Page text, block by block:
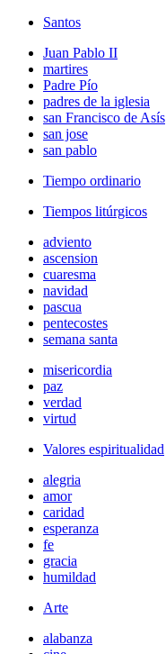
Santos
Juan Pablo II
martires
Padre Pío
padres de la iglesia
san Francisco de Asís
san jose
san pablo
Tiempo ordinario
Tiempos litúrgicos
adviento
ascension
cuaresma
navidad
pascua
pentecostes
semana santa
misericordia
paz
verdad
virtud
Valores espiritualidad
alegria
amor
caridad
esperanza
fe
gracia
humildad
Arte
alabanza